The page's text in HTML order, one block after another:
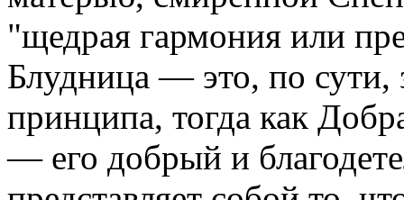
"щедрая гармония или
Блудница — это, по сути,
принципа, тогда как
— его добрый и